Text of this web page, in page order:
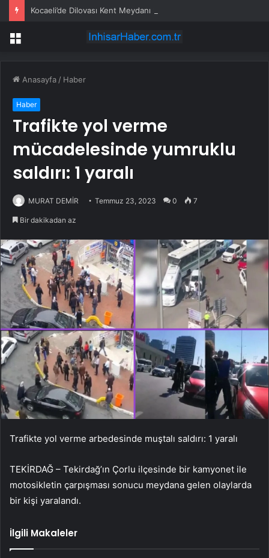
Kocaeli’de Dilovası Kent Meydanı hızlandı
Menü
Anasayfa / Haber
Haber
Trafikte yol verme
mücadelesinde yumruklu
saldırı: 1 yaralı
MURAT DEMİR Temmuz 23, 2023 0 7
Bir dakikadan az
Trafikte yol verme arbedesinde muştalı saldırı: 1 yaralı
TEKİRDAĞ – Tekirdağ’ın Çorlu ilçesinde bir kamyonet ile
motosikletin çarpışması sonucu meydana gelen olaylarda
bir kişi yaralandı.
İlgili Makaleler